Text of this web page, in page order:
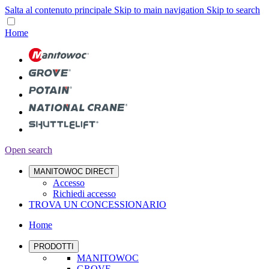
Salta al contenuto principale Skip to main navigation Skip to search
Home
Open search
MANITOWOC DIRECT
Accesso
Richiedi accesso
TROVA UN CONCESSIONARIO
Home
PRODOTTI
MANITOWOC